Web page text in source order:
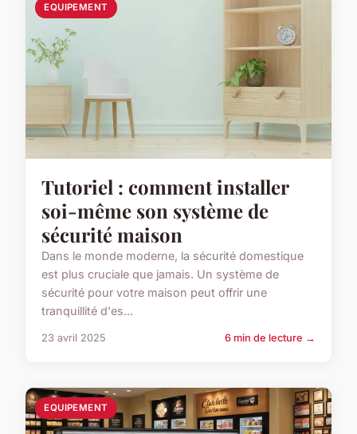
EQUIPEMENT
Tutoriel : comment installer
soi-même son système de
sécurité maison
Dans le monde moderne, la sécurité domestique
est plus cruciale que jamais. Un système de
sécurité pour votre maison peut offrir une
tranquillité d'es...
23 avril 2025 6 min de lecture →
EQUIPEMENT